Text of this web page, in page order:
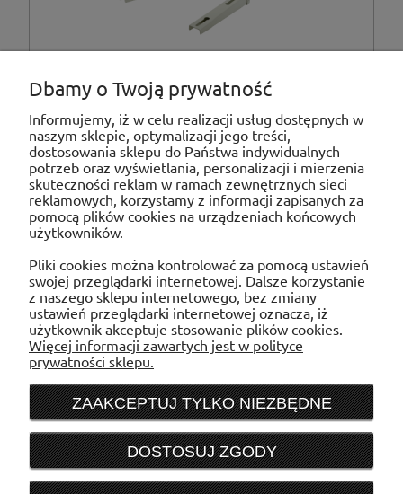
Mocowanie skraplacza z poprzeczką i
poziomicą HL 550mm
MOJE KONTO
PŁATNOŚCI I DOSTAWA
INFORMACJE
O NAS
Sklep internetowy WENTYLACJAB2B
Dbamy o Twoją prywatność
Informujemy, iż w celu realizacji usług dostępnych w
naszym sklepie, optymalizacji jego treści,
dostosowania sklepu do Państwa indywidualnych
potrzeb oraz wyświetlania, personalizacji i mierzenia
skuteczności reklam w ramach zewnętrznych sieci
reklamowych, korzystamy z informacji zapisanych za
pomocą plików cookies na urządzeniach końcowych
użytkowników.
Pliki cookies można kontrolować za pomocą ustawień
swojej przeglądarki internetowej. Dalsze korzystanie
z naszego sklepu internetowego, bez zmiany
ustawień przeglądarki internetowej oznacza, iż
użytkownik akceptuje stosowanie plików cookies.
Więcej informacji zawartych jest w polityce
prywatności sklepu.
ZAAKCEPTUJ TYLKO NIEZBĘDNE
DOSTOSUJ ZGODY